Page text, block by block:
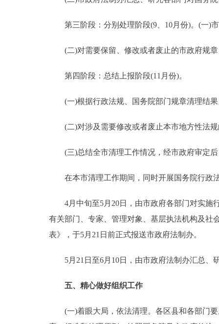
第三阶段：分别处理阶段(9、10月份)。(一)市
(二)对需要保留、修改或者废止的市政府规章
第四阶段：总结上报阶段(11月份)。
(一)根据行政法规、国务院部门规章清理结果
(二)对涉及需要修改或者废止本市地方性法规
(三)总结全市清理工作情况，经市政府审定后
在本市清理工作期间，同时开展国务院行政
4月中旬至5月20日，由市政府各部门对实施
有关部门、专家、管理对象、基层执法机构及社
表》，于5月21日前正式报送市政府法制办。
5月21日至6月10日，由市政府法制办汇总、
五、精心做好组织工作
(一)着眼大局，依法清理。各区县和各部门要